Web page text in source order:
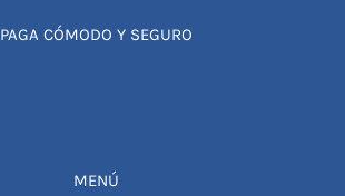
PAGA CÓMODO Y SEGURO
MENÚ